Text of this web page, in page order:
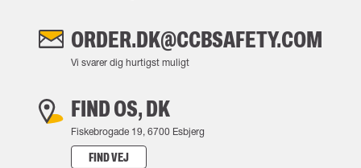
ORDER.DK@CCBSAFETY.COM
Vi svarer dig hurtigst muligt
FIND OS, DK
Fiskebrogade 19, 6700 Esbjerg
FIND VEJ